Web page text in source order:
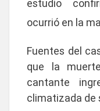
estudio
ocurrió en la
Fuentes del
que la
cantante
climatizada de